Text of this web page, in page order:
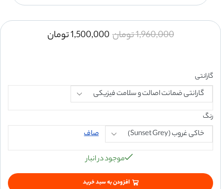
1,960,000تومان 1,500,000تومان
گارانتی
رنگ
صاف
موجود در انبار
افزودن به سبد خرید